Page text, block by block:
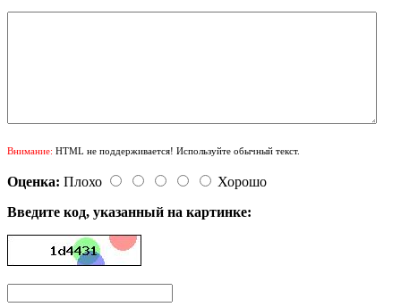
Внимание: HTML не поддерживается! Используйте обычный текст.
Оценка: Плохо
Хорошо
Введите код, указанный на картинке: